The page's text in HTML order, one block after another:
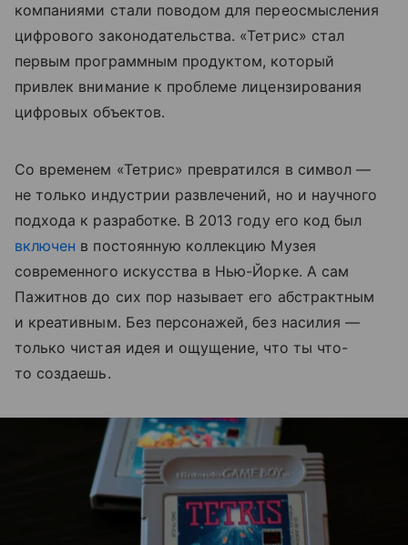
компаниями стали поводом для переосмысления
цифрового законодательства. «Тетрис» стал
первым программным продуктом, который
привлек внимание к проблеме лицензирования
цифровых объектов.
Со временем «Тетрис» превратился в символ —
не только индустрии развлечений, но и научного
подхода к разработке. В 2013 году его код был
включен в постоянную коллекцию Музея
современного искусства в Нью-Йорке. А сам
Пажитнов до сих пор называет его абстрактным
и креативным. Без персонажей, без насилия —
только чистая идея и ощущение, что ты что-
то создаешь.